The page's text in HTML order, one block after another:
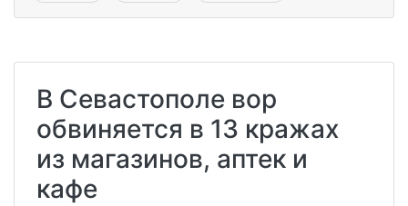
В Севастополе вор
обвиняется в 13 кражах
из магазинов, аптек и
кафе